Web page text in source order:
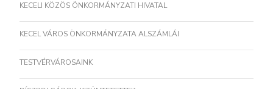
KECELI KÖZÖS ÖNKORMÁNYZATI HIVATAL
KECEL VÁROS ÖNKORMÁNYZATA ALSZÁMLÁI
TESTVÉRVÁROSAINK